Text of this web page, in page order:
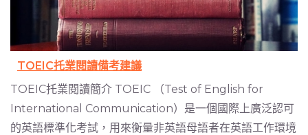
TOEIC托業閱讀備考建議
TOEIC托業閱讀簡介 TOEIC （Test of English for
International Communication）是一個國際上廣泛認可
的英語標準化考試，用來衡量非英語母語者在英語工作環境